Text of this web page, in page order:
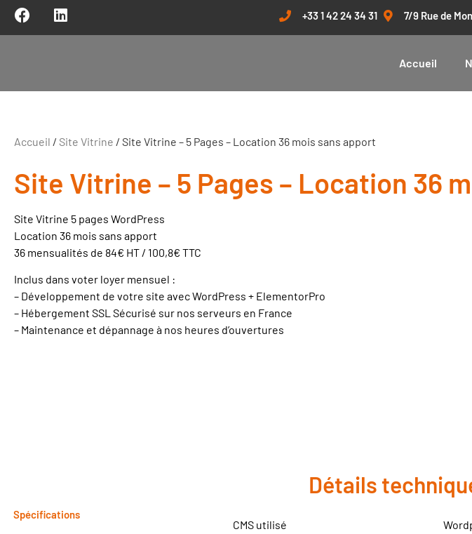
+33 1 42 24 34 31 7/9 Rue de
Accueil
Accueil / Site Vitrine / Site Vitrine – 5 Pages – Location 36 mois sans apport
Site Vitrine – 5 Pages – Location 36
Site Vitrine 5 pages WordPress
Location 36 mois sans apport
36 mensualités de 84€ HT / 100,8€ TTC
Inclus dans voter loyer mensuel :
– Développement de votre site avec WordPress + ElementorPro
– Hébergement SSL Sécurisé sur nos serveurs en France
– Maintenance et dépannage à nos heures d’ouvertures
Détails
Spécifications
CMS utilisé